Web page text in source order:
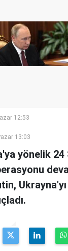
12:53
13:03
yönelik